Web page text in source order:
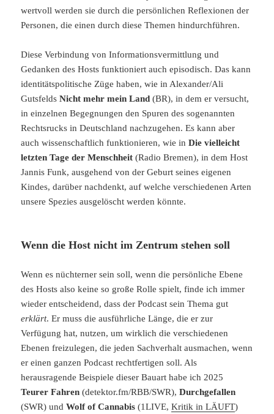
wertvoll werden sie durch die persönlichen Reflexionen der
Personen, die einen durch diese Themen hindurchführen.
Diese Verbindung von Informationsvermittlung und
Gedanken des Hosts funktioniert auch episodisch. Das kann
identitätspolitische Züge haben, wie in Alexander/Ali
GutsfeldsNicht mehr mein Land (BR), in dem er versucht,
in einzelnen Begegnungen den Spuren des sogenannten
Rechtsrucks in Deutschland nachzugehen. Es kann aber
auch wissenschaftlich funktionieren, wie inDie vielleicht
letzten Tage der Menschheit (Radio Bremen), in dem Host
Jannis Funk, ausgehend von der Geburt seines eigenen
Kindes, darüber nachdenkt, auf welche verschiedenen Arten
unsere Spezies ausgelöscht werden könnte.
Wenn die Host nicht im Zentrum stehen soll
Wenn es nüchterner sein soll, wenn die persönliche Ebene
des Hosts also keine so große Rolle spielt, finde ich immer
wieder entscheidend, dass der Podcast sein Thema gut
erklärt. Er muss die ausführliche Länge, die er zur
Verfügung hat, nutzen, um wirklich die verschiedenen
Ebenen freizulegen, die jeden Sachverhalt ausmachen, wenn
er einen ganzen Podcast rechtfertigen soll. Als
herausragende Beispiele dieser Bauart habe ich 2025
Teurer Fahren (detektor.fm/RBB/SWR),Durchgefallen
(SWR) undWolf of Cannabis (1LIVE,Kritik in LÄUFT)